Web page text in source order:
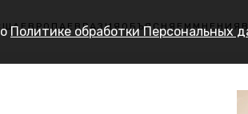
ЕВРОПА ЕВРАЗИЯ ОБЪЯСНЯЕМ МНЕНИЯ
Политике обработки Персональных